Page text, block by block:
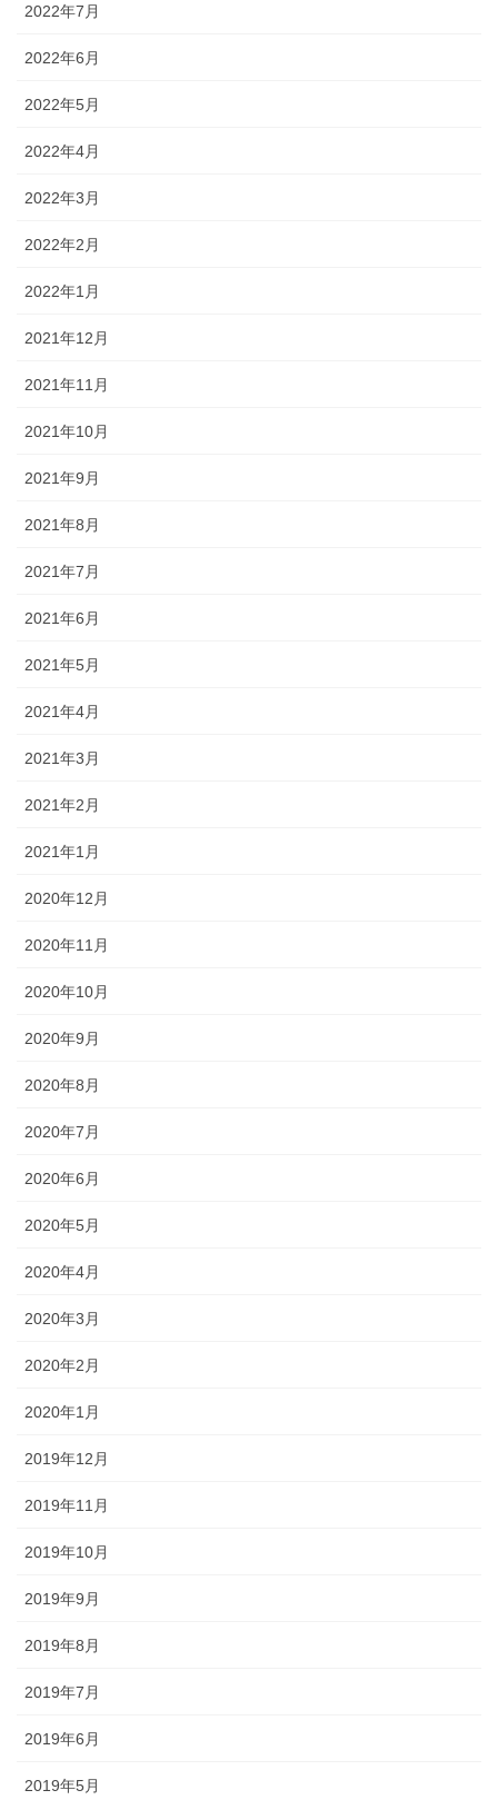
2022年7月
2022年6月
2022年5月
2022年4月
2022年3月
2022年2月
2022年1月
2021年12月
2021年11月
2021年10月
2021年9月
2021年8月
2021年7月
2021年6月
2021年5月
2021年4月
2021年3月
2021年2月
2021年1月
2020年12月
2020年11月
2020年10月
2020年9月
2020年8月
2020年7月
2020年6月
2020年5月
2020年4月
2020年3月
2020年2月
2020年1月
2019年12月
2019年11月
2019年10月
2019年9月
2019年8月
2019年7月
2019年6月
2019年5月